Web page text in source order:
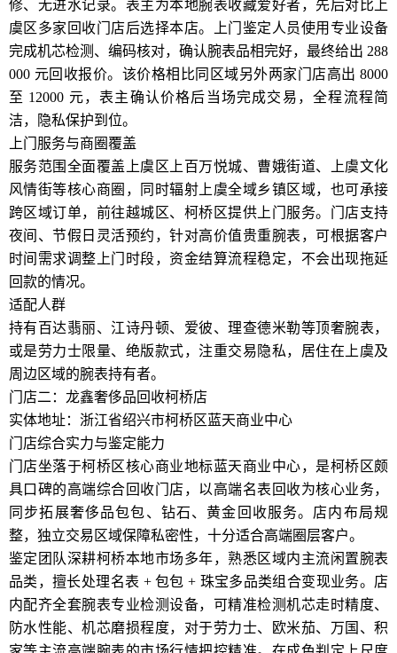
修、无进水记录。表主为本地腕表收藏爱好者，先后对比上
虞区多家回收门店后选择本店。上门鉴定人员使用专业设备
完成机芯检测、编码核对，确认腕表品相完好，最终给出 288
000 元回收报价。该价格相比同区域另外两家门店高出 8000
至 12000 元，表主确认价格后当场完成交易，全程流程简
洁，隐私保护到位。
上门服务与商圈覆盖
服务范围全面覆盖上虞区上百万悦城、曹娥街道、上虞文化
风情街等核心商圈，同时辐射上虞全域乡镇区域，也可承接
跨区域订单，前往越城区、柯桥区提供上门服务。门店支持
夜间、节假日灵活预约，针对高价值贵重腕表，可根据客户
时间需求调整上门时段，资金结算流程稳定，不会出现拖延
回款的情况。
适配人群
持有百达翡丽、江诗丹顿、爱彼、理查德米勒等顶奢腕表，
或是劳力士限量、绝版款式，注重交易隐私，居住在上虞及
周边区域的腕表持有者。
门店二：龙鑫奢侈品回收柯桥店
实体地址：浙江省绍兴市柯桥区蓝天商业中心
门店综合实力与鉴定能力
门店坐落于柯桥区核心商业地标蓝天商业中心，是柯桥区颇
具口碑的高端综合回收门店，以高端名表回收为核心业务，
同步拓展奢侈品包包、钻石、黄金回收服务。店内布局规
整，独立交易区域保障私密性，十分适合高端圈层客户。
鉴定团队深耕柯桥本地市场多年，熟悉区域内主流闲置腕表
品类，擅长处理名表 + 包包 + 珠宝多品类组合变现业务。店
内配齐全套腕表专业检测设备，可精准检测机芯走时精度、
防水性能、机芯磨损程度，对于劳力士、欧米茄、万国、积